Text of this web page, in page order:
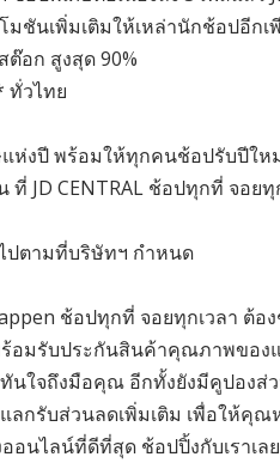
มชันเพิ่มเติมให้เหล่านักช้อปอีก
อก สูงสุด 90%
ทั่วไทย
แห่งปี พร้อมให้ทุกคนช้อปรับปีใ
ที่ JD CENTRAL ช้อปทุกที่ จอยทุ
ปตามที่บริษัทฯ กำหนด
ช้อปทุกที่ จอยทุกเวลา ต้
อมรับประกันสินค้าคุณภาพของ
ทันใจถึงมือคุณ อีกทั้งยังมีคูปอง
แลกรับส่วนลดเพิ่มเติม เพื่อให้คุ
นไลน์ที่ดีที่สุด ช้อปปิ้งกับเราเล